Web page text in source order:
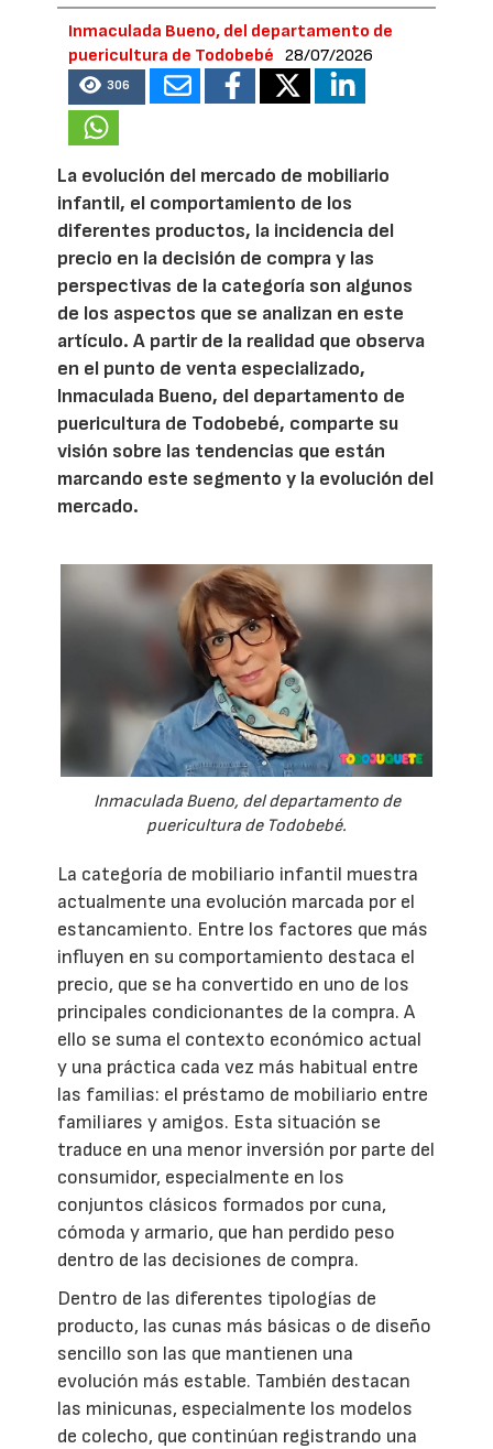
Inmaculada Bueno, del departamento de
puericultura de Todobebé
28/07/2026
306
La evolución del mercado de mobiliario
infantil, el comportamiento de los
diferentes productos, la incidencia del
precio en la decisión de compra y las
perspectivas de la categoría son algunos
de los aspectos que se analizan en este
artículo. A partir de la realidad que observa
en el punto de venta especializado,
Inmaculada Bueno, del departamento de
puericultura de Todobebé, comparte su
visión sobre las tendencias que están
marcando este segmento y la evolución del
mercado.
Inmaculada Bueno, del departamento de
puericultura de Todobebé.
La categoría de mobiliario infantil muestra
actualmente una evolución marcada por el
estancamiento. Entre los factores que más
influyen en su comportamiento destaca el
precio, que se ha convertido en uno de los
principales condicionantes de la compra. A
ello se suma el contexto económico actual
y una práctica cada vez más habitual entre
las familias: el préstamo de mobiliario entre
familiares y amigos. Esta situación se
traduce en una menor inversión por parte del
consumidor, especialmente en los
conjuntos clásicos formados por cuna,
cómoda y armario, que han perdido peso
dentro de las decisiones de compra.
Dentro de las diferentes tipologías de
producto, las cunas más básicas o de diseño
sencillo son las que mantienen una
evolución más estable. También destacan
las minicunas, especialmente los modelos
de colecho, que continúan registrando una